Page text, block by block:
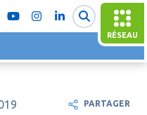
RÉSEAU
PARTAGER